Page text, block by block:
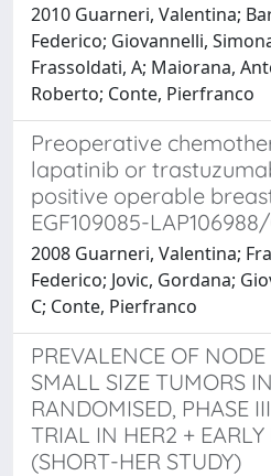
2010 Guarneri, Valentina;
Federico; Giovannelli,
Frassoldati, A; Maiorana,
Roberto; Conte, Pierfranco
Preoperative
lapatinib or
positive operable
EGF109085-
2008 Guarneri, Valentina;
Federico; Jovic, Gordana;
C; Conte, Pierfranco
PREVALENCE OF
SMALL SIZE TUMORS
RANDOMISED, PHASE
TRIAL IN HER2 +
(SHORT-HER STUDY)